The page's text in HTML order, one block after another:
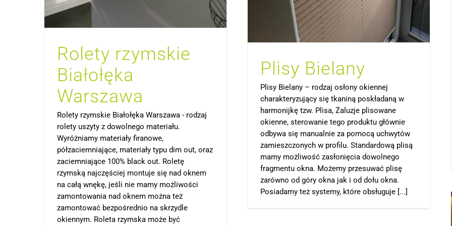
Rolety rzymskie
Białołęka
Warszawa
Rolety rzymskie Białołęka Warszawa - rodzaj
rolety uszyty z dowolnego materiału.
Wyróżniamy materiały firanowe,
półzaciemniające, materiały typu dim out, oraz
zaciemniające 100% black out. Roletę
rzymską najczęściej montuje się nad oknem
na całą wnękę, jeśli nie mamy możliwości
zamontowania nad oknem można też
zamontować bezpośrednio na skrzydle
okiennym. Roleta rzymska może być
Plisy Bielany
Plisy Bielany – rodzaj osłony okiennej
charakteryzujący się tkaniną poskładaną w
harmonijkę tzw. Plisa, Żaluzje plisowane
okienne, sterowanie tego produktu głównie
odbywa się manualnie za pomocą uchwytów
zamieszczonych w profilu. Standardową plisą
mamy możliwość zasłonięcia dowolnego
fragmentu okna. Możemy przesuwać plisę
zarówno od góry okna jak i od dołu okna.
Posiadamy też systemy, które obsługuje [...]